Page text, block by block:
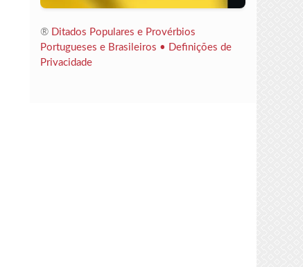
® Ditados Populares e Provérbios
Portugueses e Brasileiros • Definições de
Privacidade